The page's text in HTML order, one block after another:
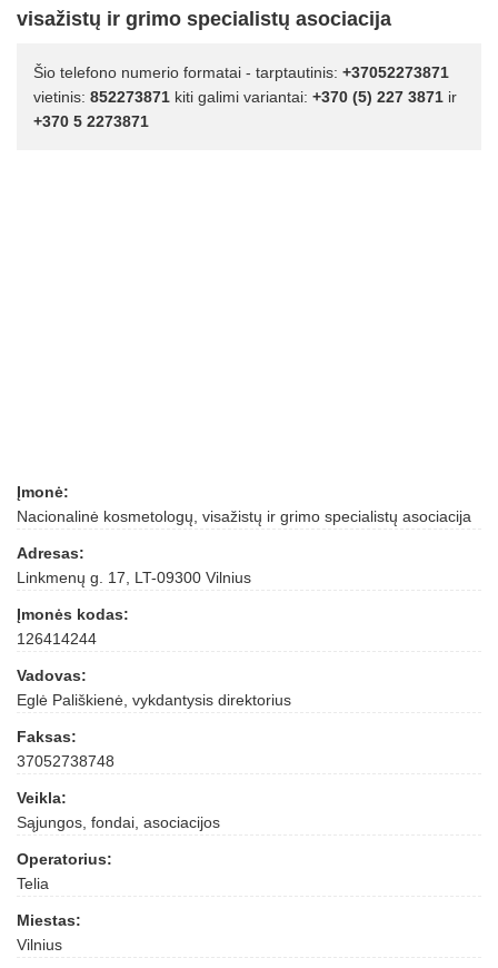
visažistų ir grimo specialistų asociacija
Šio telefono numerio formatai - tarptautinis: +37052273871
vietinis: 852273871 kiti galimi variantai: +370 (5) 227 3871 ir
+370 5 2273871
Įmonė:
Nacionalinė kosmetologų, visažistų ir grimo specialistų asociacija
Adresas:
Linkmenų g. 17, LT-09300 Vilnius
Įmonės kodas:
126414244
Vadovas:
Eglė Pališkienė, vykdantysis direktorius
Faksas:
37052738748
Veikla:
Sąjungos, fondai, asociacijos
Operatorius:
Telia
Miestas:
Vilnius